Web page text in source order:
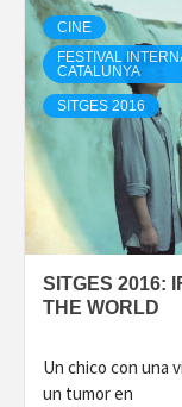
CINE
FESTIVAL
CATALUNYA
SITGES 2016
SITGES 2016:
THE WORLD
Un chico con una
un tumor en